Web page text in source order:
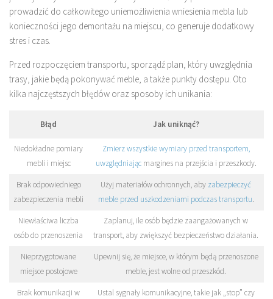
prowadzić do całkowitego uniemożliwienia wniesienia mebla lub
konieczności jego demontażu na miejscu, co generuje dodatkowy
stres i czas.
Przed rozpoczęciem transportu, sporządź plan, który uwzględnia
trasy, jakie będą pokonywać meble, a także punkty dostępu. Oto
kilka najczęstszych błędów oraz sposoby ich unikania:
Błąd Jak uniknąć?
Niedokładne pomiary
mebli i miejsc
Zmierz wszystkie wymiary przed transportem,
uwzględniającmargines na przejścia i przeszkody.
Brak odpowiedniego
zabezpieczenia mebli
Użyj materiałów ochronnych, aby zabezpieczyć
meble przed uszkodzeniami podczas transportu.
Niewłaściwa liczba
osób do przenoszenia
Zaplanuj, ile osób będzie zaangażowanych w
transport, aby zwiększyć bezpieczeństwo działania.
Nieprzygotowane
miejsce postojowe
Upewnij się, że miejsce, w którym będą przenoszone
meble, jest wolne od przeszkód.
Brak komunikacji w
Ustal sygnały komunikacyjne, takie jak „stop” czy